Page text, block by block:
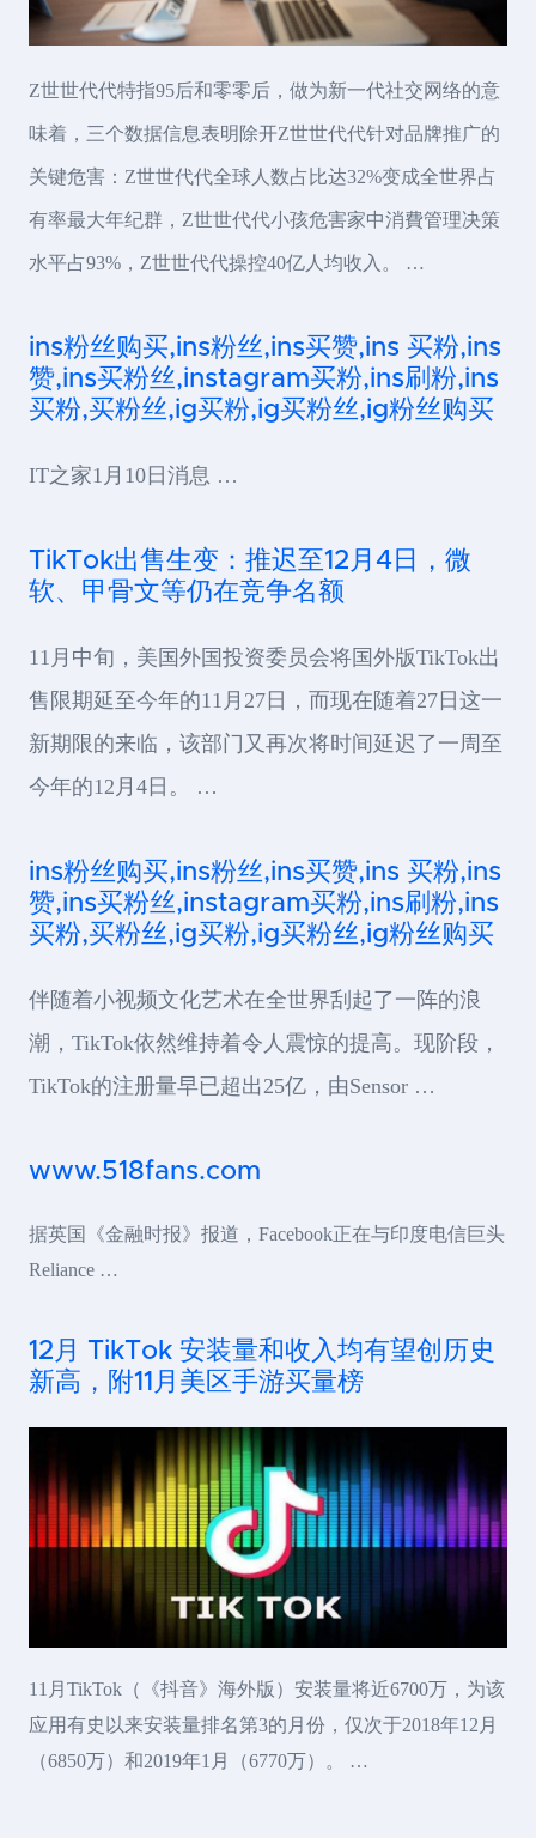
Z世世代代特指95后和零零后，做为新一代社交网络的意
味着，三个数据信息表明除开Z世世代代针对品牌推广的
关键危害：Z世世代代全球人数占比达32%变成全世界占
有率最大年纪群，Z世世代代小孩危害家中消費管理决策
水平占93%，Z世世代代操控40亿人均收入。 …
ins粉丝购买,ins粉丝,ins买赞,ins 买粉,ins
赞,ins买粉丝,instagram买粉,ins刷粉,ins
买粉,买粉丝,ig买粉,ig买粉丝,ig粉丝购买
IT之家1月10日消息 …
TikTok出售生变：推迟至12月4日，微
软、甲骨文等仍在竞争名额
11月中旬，美国外国投资委员会将国外版TikTok出
售限期延至今年的11月27日，而现在随着27日这一
新期限的来临，该部门又再次将时间延迟了一周至
今年的12月4日。 …
ins粉丝购买,ins粉丝,ins买赞,ins 买粉,ins
赞,ins买粉丝,instagram买粉,ins刷粉,ins
买粉,买粉丝,ig买粉,ig买粉丝,ig粉丝购买
伴随着小视频文化艺术在全世界刮起了一阵的浪
潮，TikTok依然维持着令人震惊的提高。现阶段，
TikTok的注册量早已超出25亿，由Sensor …
www.518fans.com
据英国《金融时报》报道，Facebook正在与印度电信巨头
Reliance …
12月 TikTok 安装量和收入均有望创历史
新高，附11月美区手游买量榜
11月TikTok（《抖音》海外版）安装量将近6700万，为该
应用有史以来安装量排名第3的月份，仅次于2018年12月
（6850万）和2019年1月（6770万）。 …